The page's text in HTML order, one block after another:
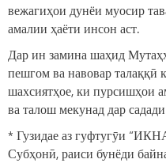
вежагиҳои дунёи муосир
амалии ҳаёти инсон аст.
Дар ин замина шаҳид
пешгом ва навовар талаққӣ
шахсиятҳое, ки пурсишҳои
ва талош мекунад дар
* Гузидае аз гуфтугӯи
Субҳонӣ, раиси бунёди